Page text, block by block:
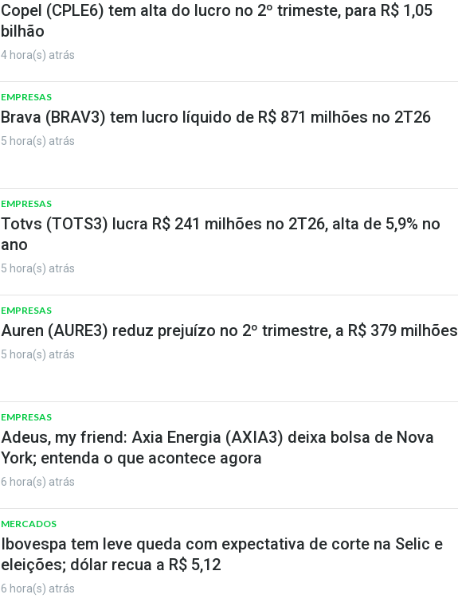
Copel (CPLE6) tem alta do lucro no 2º trimeste, para R$ 1,05
bilhão
4 hora(s) atrás
EMPRESAS
Brava (BRAV3) tem lucro líquido de R$ 871 milhões no 2T26
5 hora(s) atrás
EMPRESAS
Totvs (TOTS3) lucra R$ 241 milhões no 2T26, alta de 5,9% no
ano
5 hora(s) atrás
EMPRESAS
Auren (AURE3) reduz prejuízo no 2º trimestre, a R$ 379 milhões
5 hora(s) atrás
EMPRESAS
Adeus, my friend: Axia Energia (AXIA3) deixa bolsa de Nova
York; entenda o que acontece agora
6 hora(s) atrás
MERCADOS
Ibovespa tem leve queda com expectativa de corte na Selic e
eleições; dólar recua a R$ 5,12
6 hora(s) atrás